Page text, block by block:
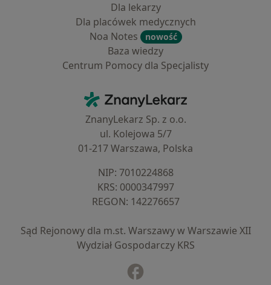
Dla lekarzy
Dla placówek medycznych
Noa Notes
nowość
Baza wiedzy
Centrum Pomocy dla Specjalisty
ZnanyLekarz - Strona główna
ZnanyLekarz Sp. z o.o.
ul. Kolejowa 5/7
01-217 Warszawa, Polska
NIP: ⁠7010224868
KRS: ⁠0000347997
REGON: ⁠142276657
Sąd Rejonowy dla m.st. Warszawy w Warszawie XII
Wydział Gospodarczy KRS